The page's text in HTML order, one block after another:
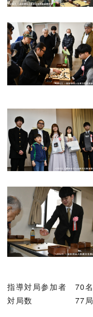
指導対局参加者 70名
対局数 77局